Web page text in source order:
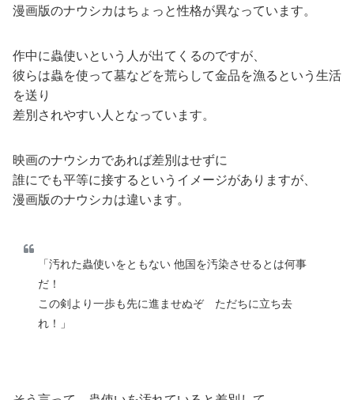
漫画版のナウシカはちょっと性格が異なっています。
作中に蟲使いという人が出てくるのですが、
彼らは蟲を使って墓などを荒らして金品を漁るという生活
を送り
差別されやすい人となっています。
映画のナウシカであれば差別はせずに
誰にでも平等に接するというイメージがありますが、
漫画版のナウシカは違います。
「汚れた蟲使いをともない 他国を汚染させるとは何事
だ！
この剣より一歩も先に進ませぬぞ ただちに立ち去
れ！」